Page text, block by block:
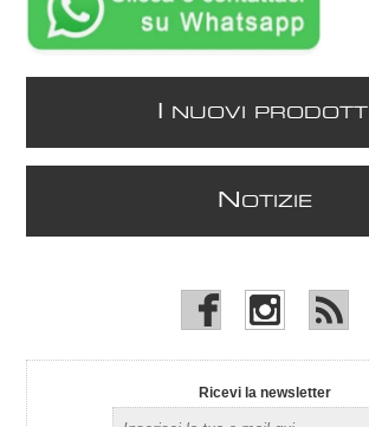
NUOVI PRODOTTI
N OTIZIE
Ricevi la newsletter